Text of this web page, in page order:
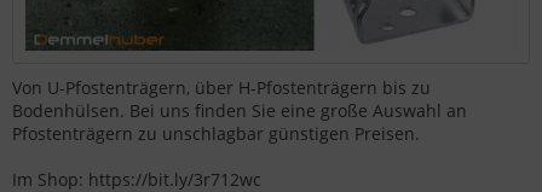
Von U-Pfostenträgern, über H-Pfostenträgern bis zu
Bodenhülsen. Bei uns finden Sie eine große Auswahl an
Pfostenträgern zu unschlagbar günstigen Preisen.
Im Shop: https://bit.ly/3r712wc